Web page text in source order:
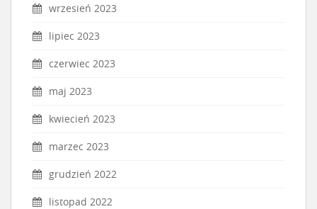
wrzesień 2023
lipiec 2023
czerwiec 2023
maj 2023
kwiecień 2023
marzec 2023
grudzień 2022
listopad 2022